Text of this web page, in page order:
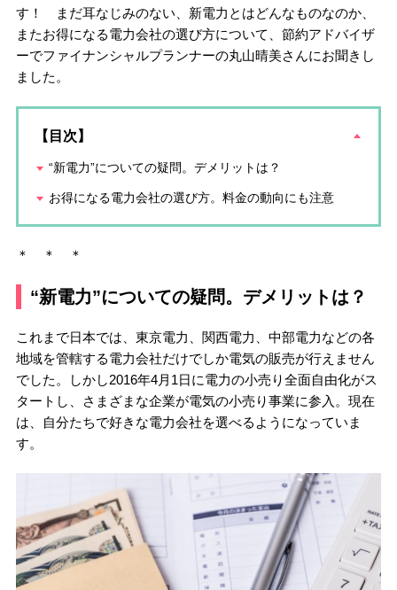
す！ まだ耳なじみのない、新電力とはどんなものなのか、
またお得になる電力会社の選び方について、節約アドバイザ
ーでファイナンシャルプランナーの丸山晴美さんにお聞きし
ました。
【目次】
“新電力”についての疑問。デメリットは？
お得になる電力会社の選び方。料金の動向にも注意
＊ ＊ ＊
“新電力”についての疑問。デメリットは？
これまで日本では、東京電力、関西電力、中部電力などの各
地域を管轄する電力会社だけでしか電気の販売が行えません
でした。しかし2016年4月1日に電力の小売り全面自由化がス
タートし、さまざまな企業が電気の小売り事業に参入。現在
は、自分たちで好きな電力会社を選べるようになっていま
す。